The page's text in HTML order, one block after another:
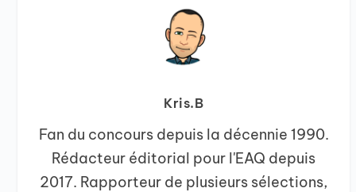
Kris.B
Fan du concours depuis la décennie 1990.
Rédacteur éditorial pour l'EAQ depuis
2017. Rapporteur de plusieurs sélections,